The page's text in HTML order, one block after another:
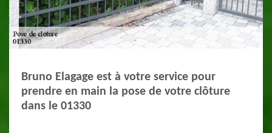
Bruno Elagage est à votre service pour
prendre en main la pose de votre clôture
dans le 01330